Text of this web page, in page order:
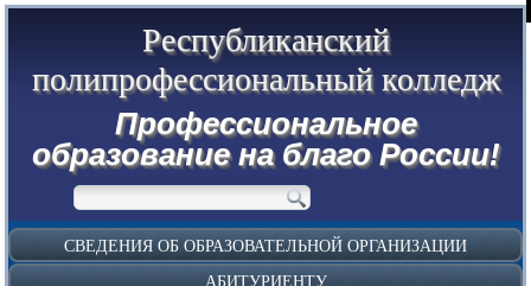
Республиканский
полипрофессиональный колледж
Профессиональное
образование на благо России!
СВЕДЕНИЯ ОБ ОБРАЗОВАТЕЛЬНОЙ ОРГАНИЗАЦИИ
АБИТУРИЕНТУ